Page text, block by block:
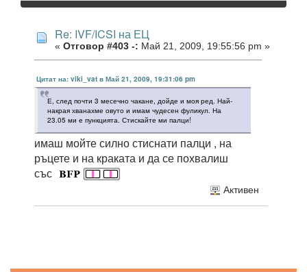
Re: IVF/ICSI на ЕЦ
« Отговор #403 -: Май 21, 2009, 19:55:56 pm »
Цитат на: viki_vat в Май 21, 2009, 19:31:06 pm
Е, след почти 3 месечно чакане, дойде и моя ред. Най-
накрая хванахме овуто и имам чудесен фуликул. На
23.05 ми е пункцията. Стискайте ми палци!
имаш мойте силно стиснати палци , на
ръцете и на краката и да се похвалиш
със
Активен